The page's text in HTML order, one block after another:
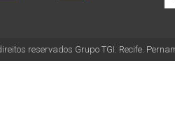
reservados Grupo TGI. Recife.